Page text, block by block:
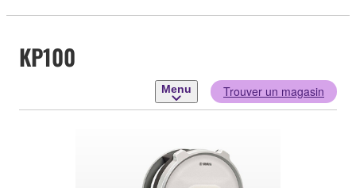
KP100
Menu Trouver un magasin